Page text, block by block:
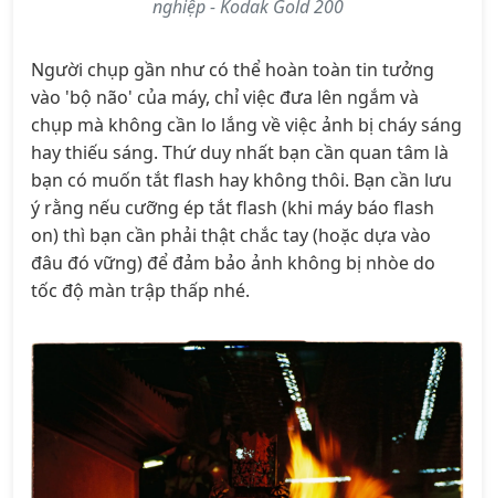
nghiệp - Kodak Gold 200
Người chụp gần như có thể hoàn toàn tin tưởng
vào 'bộ não' của máy, chỉ việc đưa lên ngắm và
chụp mà không cần lo lắng về việc ảnh bị cháy sáng
hay thiếu sáng. Thứ duy nhất bạn cần quan tâm là
bạn có muốn tắt flash hay không thôi. Bạn cần lưu
ý rằng nếu cưỡng ép tắt flash (khi máy báo flash
on) thì bạn cần phải thật chắc tay (hoặc dựa vào
đâu đó vững) để đảm bảo ảnh không bị nhòe do
tốc độ màn trập thấp nhé.